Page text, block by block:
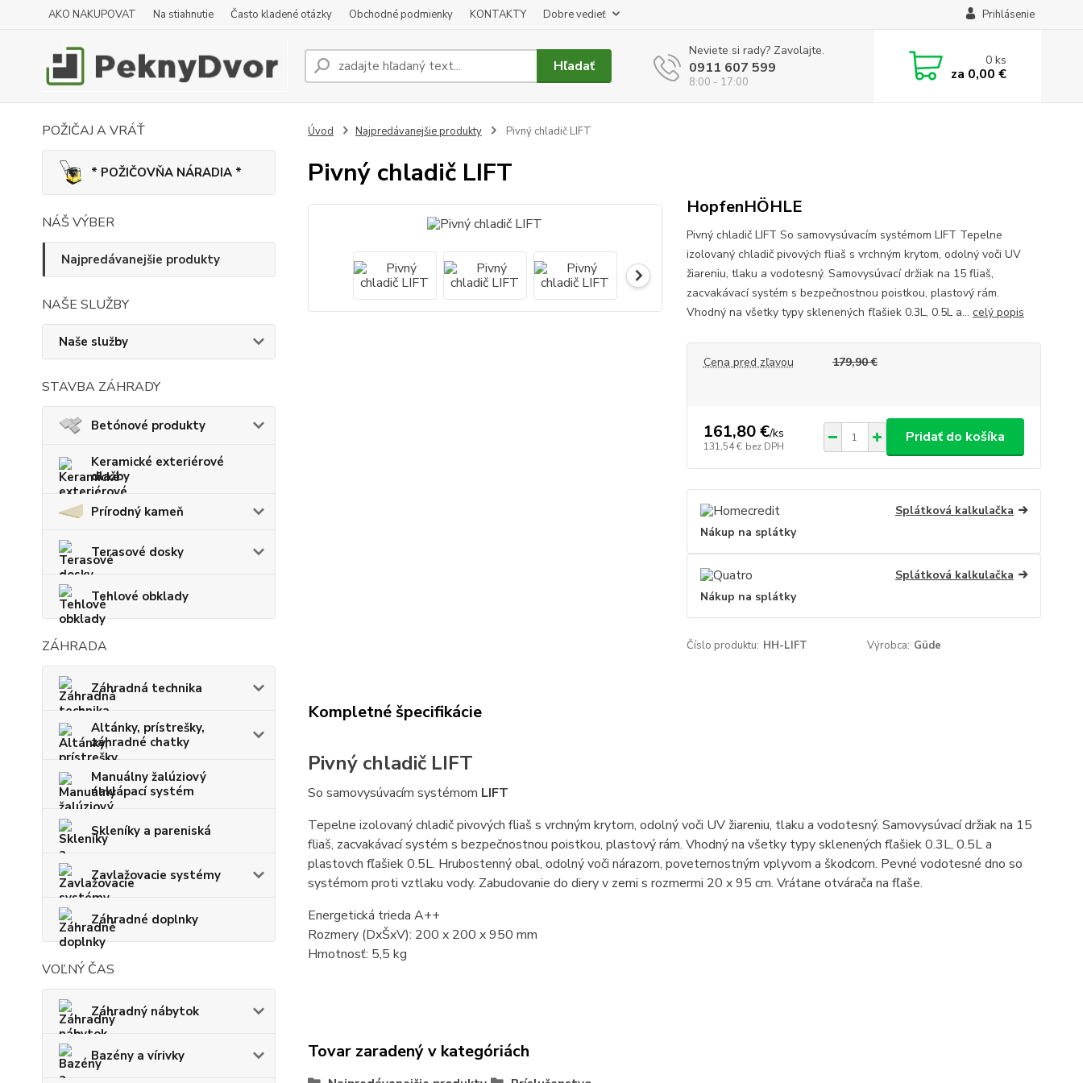
AKO NAKUPOVAT Na stiahnutie Často kladené otázky Obchodné podmienky KONTAKTY Dobre vedieť Prihlásenie
Hľadať
Neviete si rady? Zavolajte.
0911 607 599
8:00 - 17:00
0ks
za 0,00 €
POŽIČAJ A VRÁŤ
* POŽIČOVŇA NÁRADIA *
NÁŠ VÝBER
Najpredávanejšie produkty
NAŠE SLUŽBY
Naše služby
STAVBA ZÁHRADY
Betónové produkty
Keramické exteriérové
dlažby
Prírodný kameň
Terasové dosky
Tehlové obklady
ZÁHRADA
Záhradná technika
Altánky, prístrešky,
záhradné chatky
Manuálny žalúziový
naklápací systém
Skleníky a pareniská
Zavlažovacie systémy
Záhradné doplnky
VOĽNÝ ČAS
Záhradný nábytok
Bazény a vírivky
Úvod Najpredávanejšie produkty Pivný chladič LIFT
Pivný chladič LIFT
HopfenHÖHLE
Pivný chladič LIFT So samovysúvacím systémom LIFT Tepelne
izolovaný chladič pivových fliaš s vrchným krytom, odolný voči UV
žiareniu, tlaku a vodotesný. Samovysúvací držiak na 15 fliaš,
zacvakávací systém s bezpečnostnou poistkou, plastový rám.
Vhodný na všetky typy sklenených fľašiek 0.3L, 0.5L a... celý popis
Cena pred zľavou 179,90 €
161,80 €/ks
131,54 € bez DPH
Pridať do košíka
Splátková kalkulačka
Nákup na splátky
Splátková kalkulačka
Nákup na splátky
Číslo produktu: HH-LIFT Výrobca: Güde
Kompletné špecifikácie
Pivný chladič LIFT
So samovysúvacím systémom LIFT
Tepelne izolovaný chladič pivových fliaš s vrchným krytom, odolný voči UV žiareniu, tlaku a vodotesný. Samovysúvací držiak na 15
fliaš, zacvakávací systém s bezpečnostnou poistkou, plastový rám. Vhodný na všetky typy sklenených fľašiek 0.3L, 0.5L a
plastovch fľašiek 0.5L. Hrubostenný obal, odolný voči nárazom, poveternostným vplyvom a škodcom. Pevné vodotesné dno so
systémom proti vztlaku vody. Zabudovanie do diery v zemi s rozmermi 20 x 95 cm. Vrátane otvárača na fľaše.
Energetická trieda A++
Rozmery (DxŠxV): 200 x 200 x 950 mm
Hmotnosť: 5,5 kg
Tovar zaradený v kategóriách